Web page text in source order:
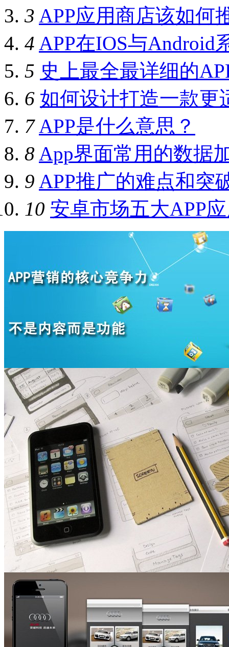
3 APP应用商店该如何
4 APP在IOS与Android
5 史上最全最详细的
6 如何设计打造一款更
7 APP是什么意思？
8 App界面常用的数据
9 APP推广的难点和突
10 安卓市场五大APP